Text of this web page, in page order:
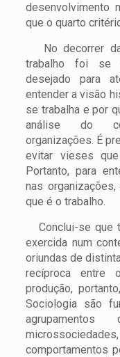
desenvolvimento
que o quarto
No decorrer da
trabalho foi se
desejado para
entender a visão
se trabalha e por
análise do
organizações. É
evitar vieses
Portanto, para
nas
que é o trabalho.
Conclui-se que
exercida num
oriundas de
recíproca entre
produção,
Sociologia são
comportamentos